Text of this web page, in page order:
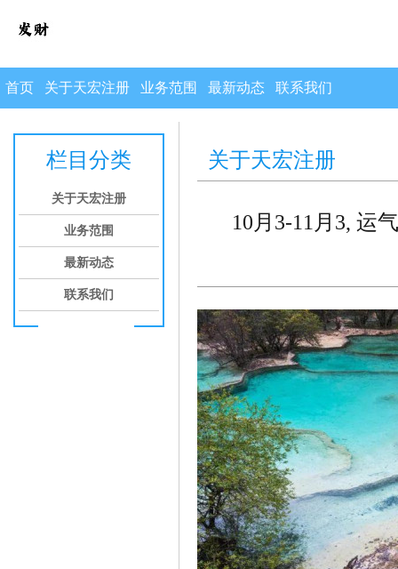
首页 关于天宏注册 业务范围 最新动态 联系我们
栏目分类
关于天宏注册
业务范围
最新动态
联系我们
关于天宏注册
10月3-11月3, 运